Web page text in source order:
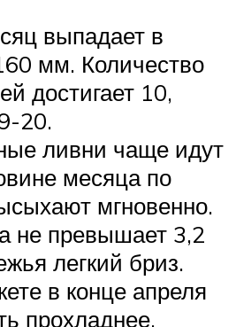
выпадает в
мм. Количество
достигает 10,
20.
ливни чаще идут
месяца по
мгновенно.
не превышает 3,2
легкий бриз.
в конце апреля
прохладнее.